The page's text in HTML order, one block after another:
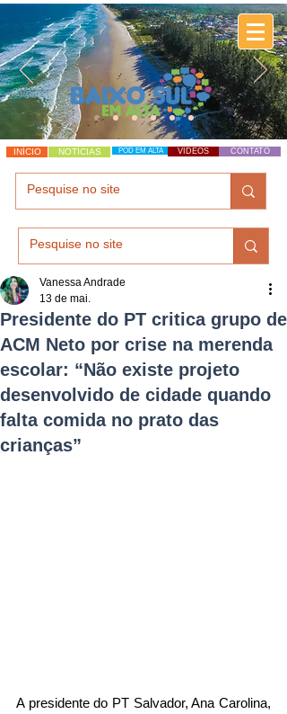
INÍCIO NOTÍCIAS POD EM ALTA VÍDEOS CONTATO
Presidente do PT critica grupo de
ACM Neto por crise na merenda
escolar: “Não existe projeto
desenvolvido de cidade quando
falta comida no prato das
crianças”
Vanessa Andrade
13 de mai.
A presidente do PT Salvador, Ana Carolina,